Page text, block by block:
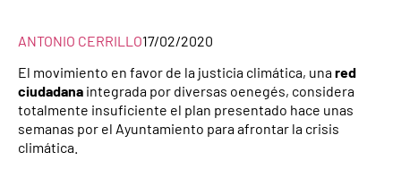
ANTONIO CERRILLO17/02/2020
El movimiento en favor de la justicia climática, unared
ciudadana integrada por diversas oenegés, considera
totalmente insuficiente el plan presentado hace unas
semanas por el Ayuntamiento para afrontar la crisis
climática.